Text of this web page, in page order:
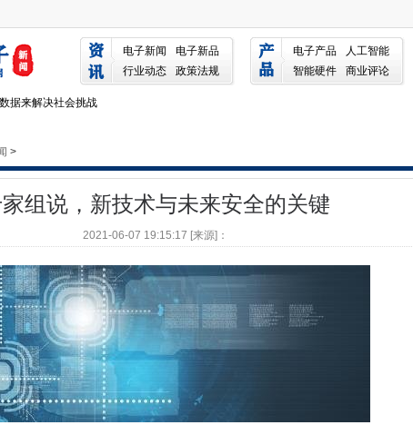
电子新闻
电子新品
行业动态
政策法规
电子产品
人工智能
智能硬件
商业评论
新技术与未来安全的关键
使用适应私有云保护放射疗法技术知识产权
NHS IT经理认为安全性更好
率直升机12％，前方艰难时期
和GSMA团队与移动技术争夺贫困
进入宽带作为水电和电力
拍卖将于2016年初前进
将世界上第一个100％的水电数据在瑞典举行
集成了存档和备份过程
Rory Stewart在IEA发布时插入数据分析
政府必须克服数字护理的障碍
消指挥和控制系统合同与北罗姆曼
>
组说，新技术与未来安全的关键
2021-06-07 19:15:17 [来源]：